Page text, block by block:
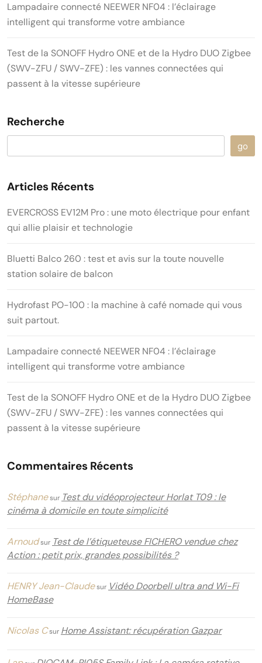
Lampadaire connecté NEEWER NF04 : l’éclairage
intelligent qui transforme votre ambiance
Test de la SONOFF Hydro ONE et de la Hydro DUO Zigbee
(SWV-ZFU / SWV-ZFE) : les vannes connectées qui
passent à la vitesse supérieure
Recherche
go
Articles Récents
EVERCROSS EV12M Pro : une moto électrique pour enfant
qui allie plaisir et technologie
Bluetti Balco 260 : test et avis sur la toute nouvelle
station solaire de balcon
Hydrofast PO-100 : la machine à café nomade qui vous
suit partout.
Lampadaire connecté NEEWER NF04 : l’éclairage
intelligent qui transforme votre ambiance
Test de la SONOFF Hydro ONE et de la Hydro DUO Zigbee
(SWV-ZFU / SWV-ZFE) : les vannes connectées qui
passent à la vitesse supérieure
Commentaires Récents
Stéphanesur Test du vidéoprojecteur Horlat T09 : le
cinéma à domicile en toute simplicité
Arnoudsur Test de l’étiqueteuse FICHERO vendue chez
Action : petit prix, grandes possibilités ?
HENRY Jean-Claudesur Vidéo Doorbell ultra and Wi-Fi
HomeBase
Nicolas Csur Home Assistant: récupération Gazpar